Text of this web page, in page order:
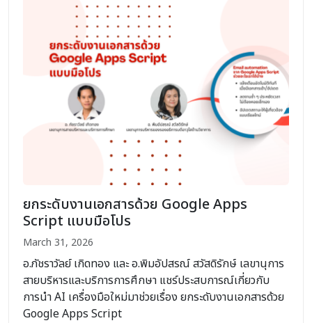
ยกระดับงานเอกสารด้วย Google Apps
Script แบบมือโปร
March 31, 2026
อ.ภัชราวัลย์ เกิดทอง และ อ.พิมอัปสรณ์ สวัสดิรักษ์ เลขานุการ
สายบริหารและบริการการศึกษา แชร์ประสบการณ์เกี่ยวกับ
การนำ AI เครื่องมือใหม่มาช่วยเรื่อง ยกระดับงานเอกสารด้วย
Google Apps Script